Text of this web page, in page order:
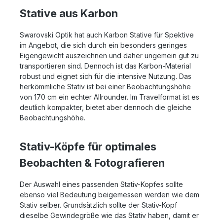
Stative aus Karbon
Swarovski Optik hat auch Karbon Stative für Spektive
im Angebot, die sich durch ein besonders geringes
Eigengewicht auszeichnen und daher ungemein gut zu
transportieren sind. Dennoch ist das Karbon-Material
robust und eignet sich für die intensive Nutzung. Das
herkömmliche Stativ ist bei einer Beobachtungshöhe
von 170 cm ein echter Allrounder. Im Travelformat ist es
deutlich kompakter, bietet aber dennoch die gleiche
Beobachtungshöhe.
Stativ-Köpfe für optimales
Beobachten & Fotografieren
Der Auswahl eines passenden Stativ-Kopfes sollte
ebenso viel Bedeutung beigemessen werden wie dem
Stativ selber. Grundsätzlich sollte der Stativ-Kopf
dieselbe Gewindegröße wie das Stativ haben, damit er